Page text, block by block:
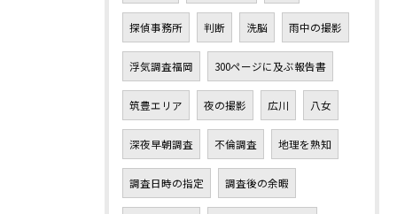
探偵事務所 判断 洗脳 雨中の撮影
浮気調査福岡 300ページに及ぶ報告書
筑豊エリア 夜の撮影 広川 八女
深夜早朝調査 不倫調査 地理を熟知
調査日時の指定 調査後の余暇